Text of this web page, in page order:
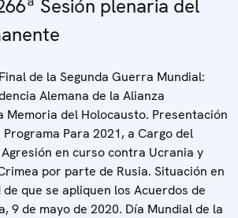
Sesión plenaria del
de la Segunda Guerra Mundial:
Alemana de la Alianza
Memoria del Holocausto. Presentación
Para 2021, a Cargo del
en curso contra Ucrania y
por parte de Rusia. Situación en
que se apliquen los Acuerdos de
9 de mayo de 2020. Día Mundial de la